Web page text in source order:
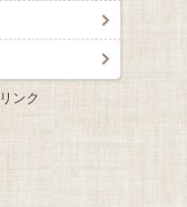
ンク